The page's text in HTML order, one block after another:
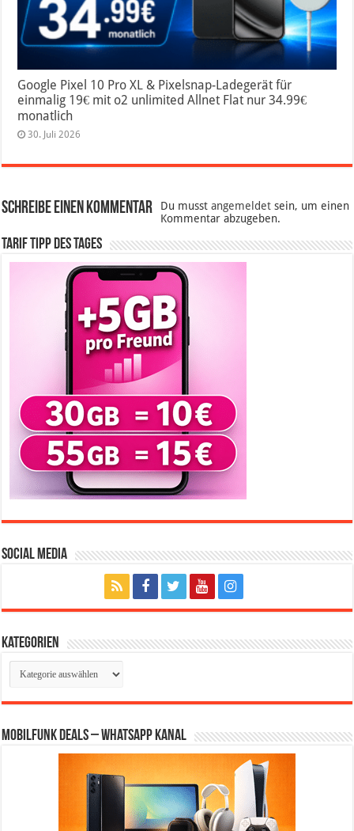
Google Pixel 10 Pro XL & Pixelsnap-Ladegerät für
einmalig 19€ mit o2 unlimited Allnet Flat nur 34.99€
monatlich
30. Juli 2026
Schreibe einen Kommentar Du musstangemeldet sein, um einen
Kommentar abzugeben.
Tarif Tipp des Tages
Social Media
Kategorien
Kategorien
Mobilfunk Deals – WhatsApp Kanal